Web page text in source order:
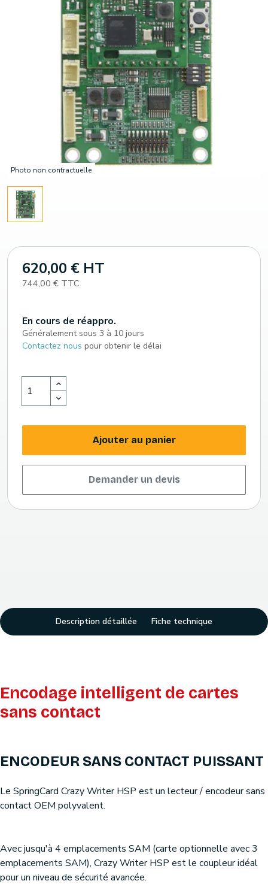
Photo non contractuelle
620,00 € HT
744,00 € TTC
En cours de réappro.
Généralement sous 3 à 10 jours
Contactez nous pour obtenir le délai
Ajouter au panier
Demander un devis
Description détaillée Fiche technique
Encodage intelligent de cartes
sans contact
ENCODEUR SANS CONTACT PUISSANT
Le SpringCard Crazy Writer HSP est un lecteur / encodeur sans
contact OEM polyvalent.
Avec jusqu'à 4 emplacements SAM (carte optionnelle avec 3
emplacements SAM), Crazy Writer HSP est le coupleur idéal
pour un niveau de sécurité avancée.